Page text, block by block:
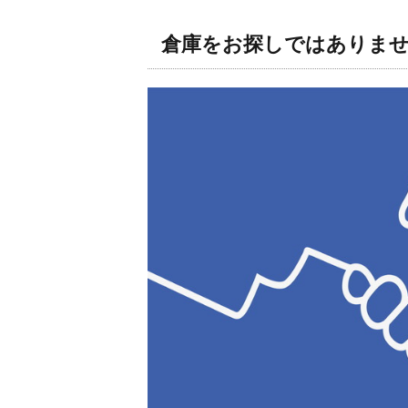
倉庫をお探しではありま